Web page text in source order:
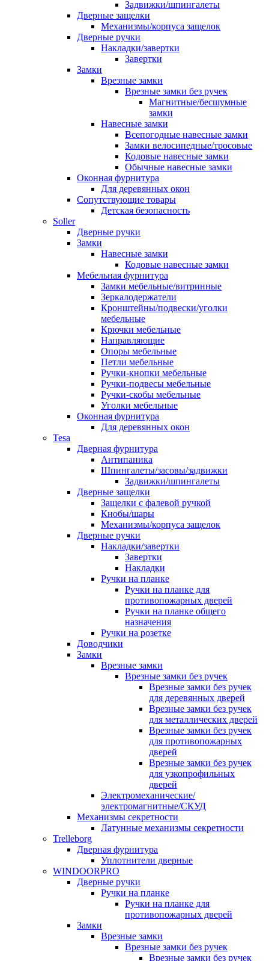
Задвижки/шпингалеты
Дверные защелки
Механизмы/корпуса защелок
Дверные ручки
Накладки/завертки
Завертки
Замки
Врезные замки
Врезные замки без ручек
Магнитные/бесшумные
замки
Навесные замки
Всепогодные навесные замки
Замки велосипедные/тросовые
Кодовые навесные замки
Обычные навесные замки
Оконная фурнитура
Для деревянных окон
Сопутствующие товары
Детская безопасность
Soller
Дверные ручки
Замки
Навесные замки
Кодовые навесные замки
Мебельная фурнитура
Замки мебельные/витринные
Зеркалодержатели
Кронштейны/подвески/уголки
мебельные
Крючки мебельные
Направляющие
Опоры мебельные
Петли мебельные
Ручки-кнопки мебельные
Ручки-подвесы мебельные
Ручки-скобы мебельные
Уголки мебельные
Оконная фурнитура
Для деревянных окон
Tesa
Дверная фурнитура
Антипаника
Шпингалеты/засовы/задвижки
Задвижки/шпингалеты
Дверные защелки
Защелки с фалевой ручкой
Кнобы/шары
Механизмы/корпуса защелок
Дверные ручки
Накладки/завертки
Завертки
Накладки
Ручки на планке
Ручки на планке для
противопожарных дверей
Ручки на планке общего
назначения
Ручки на розетке
Доводчики
Замки
Врезные замки
Врезные замки без ручек
Врезные замки без ручек
для деревянных дверей
Врезные замки без ручек
для металлических дверей
Врезные замки без ручек
для противопожарных
дверей
Врезные замки без ручек
для узкопрофильных
дверей
Электромеханические/
электромагнитные/СКУД
Механизмы секретности
Латунные механизмы секретности
Trelleborg
Дверная фурнитура
Уплотнители дверные
WINDOORPRO
Дверные ручки
Ручки на планке
Ручки на планке для
противопожарных дверей
Замки
Врезные замки
Врезные замки без ручек
Врезные замки без ручек